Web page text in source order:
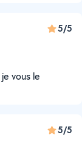
5/5
vous le
5/5